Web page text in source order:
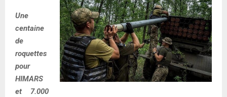
Une
centaine
de
roquettes
pour
HIMARS
et 7.000